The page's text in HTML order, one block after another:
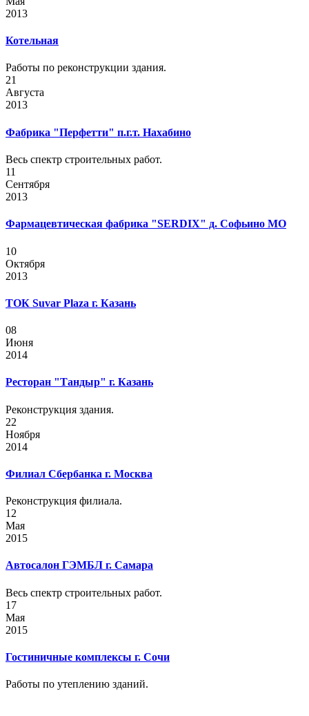
2013
Котельная
Работы по реконструкции здания.
21
Августа
2013
Фабрика "Перфетти" п.г.т. Нахабино
Весь спектр строительных работ.
11
Сентября
2013
Фармацевтическая фабрика "SERDIX" д. Софьино МО
10
Октября
2013
ТОК Suvar Plaza г. Казань
08
Июня
2014
Ресторан "Тандыр" г. Казань
Реконструкция здания.
22
Ноября
2014
Филиал Сбербанка г. Москва
Реконструкция филиала.
12
Мая
2015
Автосалон ГЭМБЛ г. Самара
Весь спектр строительных работ.
17
Мая
2015
Гостиничные комплексы г. Сочи
Работы по утеплению зданий.